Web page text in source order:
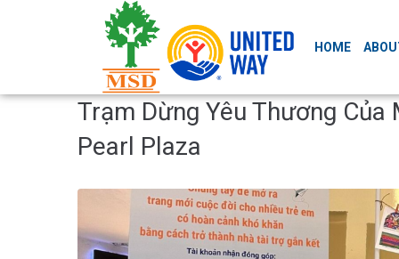
HOME
Trạm Dừng Yêu Thương
Pearl Plaza